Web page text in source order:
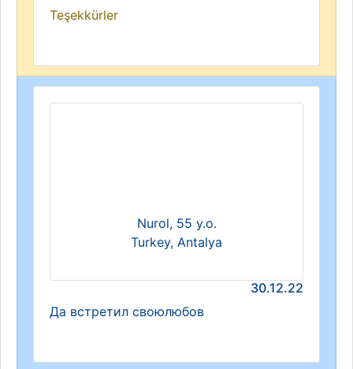
Teşekkürler
Nurol, 55 y.o.
Turkey, Antalya
30.12.22
Да встретил своюлюбов